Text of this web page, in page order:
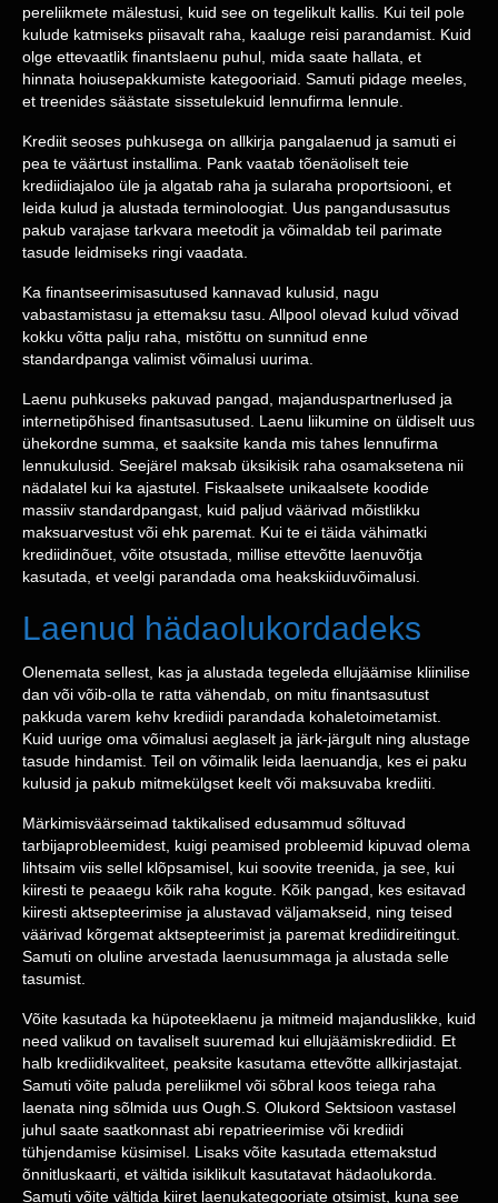
pereliikmete mälestusi, kuid see on tegelikult kallis. Kui teil pole
kulude katmiseks piisavalt raha, kaaluge reisi parandamist. Kuid
olge ettevaatlik finantslaenu puhul, mida saate hallata, et
hinnata hoiusepakkumiste kategooriaid. Samuti pidage meeles,
et treenides säästate sissetulekuid lennufirma lennule.
Krediit seoses puhkusega on allkirja pangalaenud ja samuti ei
pea te väärtust installima. Pank vaatab tõenäoliselt teie
krediidiajaloo üle ja algatab raha ja sularaha proportsiooni, et
leida kulud ja alustada terminoloogiat. Uus pangandusasutus
pakub varajase tarkvara meetodit ja võimaldab teil parimate
tasude leidmiseks ringi vaadata.
Ka finantseerimisasutused kannavad kulusid, nagu
vabastamistasu ja ettemaksu tasu. Allpool olevad kulud võivad
kokku võtta palju raha, mistõttu on sunnitud enne
standardpanga valimist võimalusi uurima.
Laenu puhkuseks pakuvad pangad, majanduspartnerlused ja
internetipõhised finantsasutused. Laenu liikumine on üldiselt uus
ühekordne summa, et saaksite kanda mis tahes lennufirma
lennukulusid. Seejärel maksab üksikisik raha osamaksetena nii
nädalatel kui ka ajastutel. Fiskaalsete unikaalsete koodide
massiiv standardpangast, kuid paljud väärivad mõistlikku
maksuarvestust või ehk paremat. Kui te ei täida vähimatki
krediidinõuet, võite otsustada, millise ettevõtte laenuvõtja
kasutada, et veelgi parandada oma heakskiiduvõimalusi.
Laenud hädaolukordadeks
Olenemata sellest, kas ja alustada tegeleda ellujäämise kliinilise
dan või võib-olla te ratta vähendab, on mitu finantsasutust
pakkuda varem kehv krediidi parandada kohaletoimetamist.
Kuid uurige oma võimalusi aeglaselt ja järk-järgult ning alustage
tasude hindamist. Teil on võimalik leida laenuandja, kes ei paku
kulusid ja pakub mitmekülgset keelt või maksuvaba krediiti.
Märkimisväärseimad taktikalised edusammud sõltuvad
tarbijaprobleemidest, kuigi peamised probleemid kipuvad olema
lihtsaim viis sellel klõpsamisel, kui soovite treenida, ja see, kui
kiiresti te peaaegu kõik raha kogute. Kõik pangad, kes esitavad
kiiresti aktsepteerimise ja alustavad väljamakseid, ning teised
väärivad kõrgemat aktsepteerimist ja paremat krediidireitingut.
Samuti on oluline arvestada laenusummaga ja alustada selle
tasumist.
Võite kasutada ka hüpoteeklaenu ja mitmeid majanduslikke, kuid
need valikud on tavaliselt suuremad kui ellujäämiskrediidid. Et
halb krediidikvaliteet, peaksite kasutama ettevõtte allkirjastajat.
Samuti võite paluda pereliikmel või sõbral koos teiega raha
laenata ning sõlmida uus Ough.S. Olukord Sektsioon vastasel
juhul saate saatkonnast abi repatrieerimise või krediidi
tühjendamise küsimisel. Lisaks võite kasutada ettemakstud
õnnitluskaarti, et vältida isiklikult kasutatavat hädaolukorda.
Samuti võite vältida kiiret laenukategooriate otsimist, kuna see